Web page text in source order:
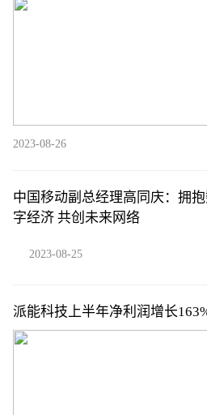
2023-08-26
中国移动副总经理高同庆：拥
字经济 共创未来网络
2023-08-25
派能科技上半年净利润增长
应用